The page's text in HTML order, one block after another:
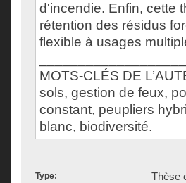
d'incendie. Enfin, cette
rétention des résidus
flexible à usages
MOTS-CLÉS DE
sols, gestion de feux,
constant, peupliers
blanc, biodiversité.
Type: Thèse